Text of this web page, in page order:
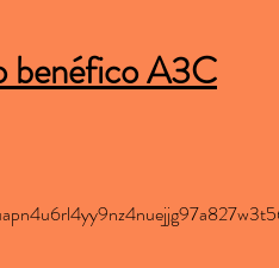
benéfico A3C